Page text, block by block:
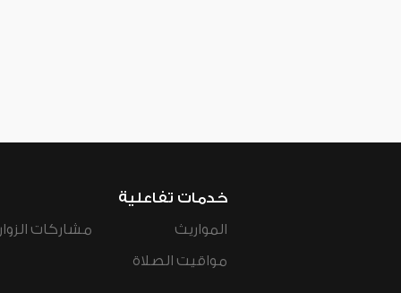
خدمات تفاعلية
المواريث
مواقيت الصلاة
مشاركات الزوار